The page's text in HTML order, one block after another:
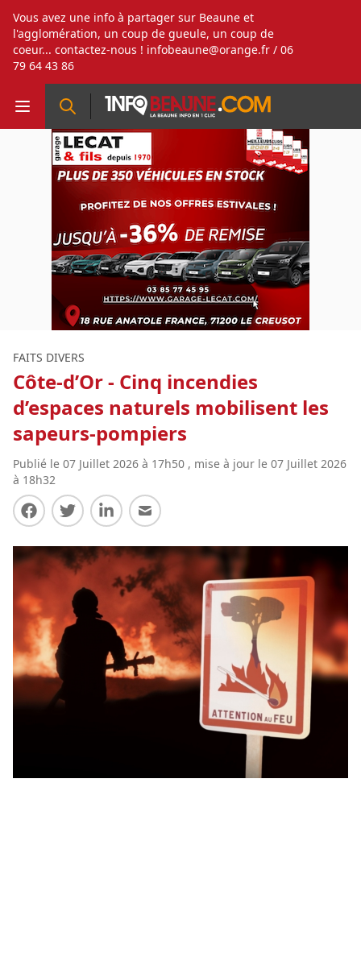
Vous avez une info à partager sur Beaune et
l'agglomération, un coup de gueule, un coup de
coeur... contactez-nous ! infobeaune@orange.fr / 06
79 64 43 86
FAITS DIVERS
Côte-d’Or - Cinq incendies
d’espaces naturels mobilisent les
sapeurs-pompiers
Publié le 07 Juillet 2026 à 17h50 , mise à jour le 07 Juillet 2026
à 18h32
Partager sur Facebook
Partager sur Twitter
Partager sur LinkedIn
Partager par E-mail